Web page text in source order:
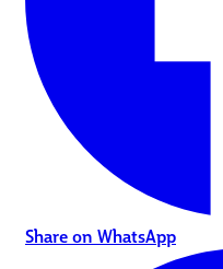
Share on WhatsApp